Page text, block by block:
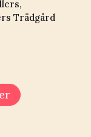
Trädgård